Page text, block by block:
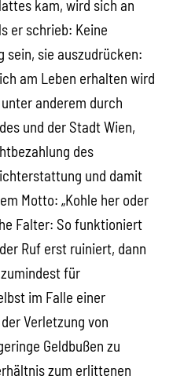
kam, wird sich an
er schrieb: Keine
sein, sie auszudrücken:
am Leben erhalten wird
anderem durch
und der Stadt Wien,
des
und damit
Motto: „Kohle her oder
Falter: So funktioniert
Ruf erst ruiniert, dann
für
im Falle einer
Verletzung von
Geldbußen zu
zum erlittenen